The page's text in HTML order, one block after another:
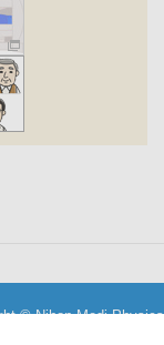
© Nihon Medi-Physics